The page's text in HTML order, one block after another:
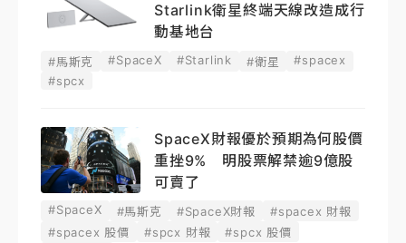
Starlink衛星終端天線改造成行
動基地台
#馬斯克 #SpaceX #Starlink #衛星
#spacex
#spcx
SpaceX財報優於預期為何股價
重挫9% 明股票解禁逾9億股
可賣了
#SpaceX #馬斯克 #SpaceX財報
#spacex 財報
#spacex 股價
#spcx 財報
#spcx 股價